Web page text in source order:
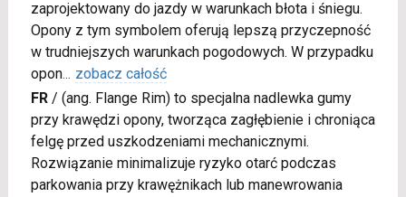
zaprojektowany do jazdy w warunkach błota i śniegu.
Opony z tym symbolem oferują lepszą przyczepność
w trudniejszych warunkach pogodowych. W przypadku
opon... zobacz całość
FR/ (ang. Flange Rim) to specjalna nadlewka gumy
przy krawędzi opony, tworząca zagłębienie i chroniąca
felgę przed uszkodzeniami mechanicznymi.
Rozwiązanie minimalizuje ryzyko otarć podczas
parkowania przy krawężnikach lub manewrowania